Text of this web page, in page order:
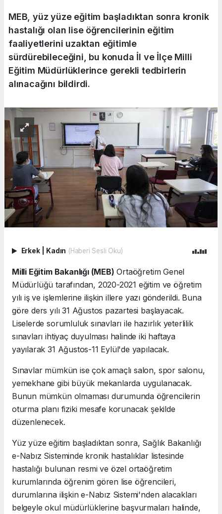
MEB, yüz yüze eğitim başladıktan sonra kronik
hastalığı olan lise öğrencilerinin eğitim
faaliyetlerini uzaktan eğitimle
sürdürebileceğini, bu konuda İl ve İlçe Milli
Eğitim Müdürlüklerince gerekli tedbirlerin
alınacağını bildirdi.
Erkek Kadın (Haberi Sesli Oku)
Milli Eğitim Bakanlığı (MEB) Ortaöğretim Genel
Müdürlüğü tarafından, 2020-2021 eğitim ve öğretim
yılı iş ve işlemlerine ilişkin illere yazı gönderildi. Buna
göre ders yılı 31 Ağustos pazartesi başlayacak.
Liselerde sorumluluk sınavları ile hazırlık yeterlilik
sınavları ihtiyaç duyulması halinde iki haftaya
yayılarak 31 Ağustos-11 Eylül'de yapılacak.
Sınavlar mümkün ise çok amaçlı salon, spor salonu,
yemekhane gibi büyük mekanlarda uygulanacak.
Bunun mümkün olmaması durumunda öğrencilerin
oturma planı fiziki mesafe korunacak şekilde
düzenlenecek.
Yüz yüze eğitim başladıktan sonra, Sağlık Bakanlığı
e-Nabız Sisteminde kronik hastalıklar listesinde
hastalığı bulunan resmi ve özel ortaöğretim
kurumlarında öğrenim gören lise öğrencileri,
durumlarına ilişkin e-Nabız Sistemi'nden alacakları
belgeyle okul müdürlüklerine başvurmaları halinde,